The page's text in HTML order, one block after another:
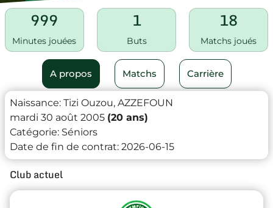
999
Minutes jouées
1
Buts
18
Matchs joués
A propos Matchs Carrière
Naissance: Tizi Ouzou, AZZEFOUN
mardi 30 août 2005 (20 ans)
Catégorie: Séniors
Date de fin de contrat: 2026-06-15
Club actuel